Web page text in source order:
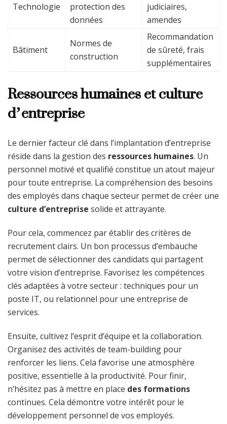
Technologie
protection des
données
judiciaires,
amendes
Bâtiment
Normes de
construction
Recommandation
de sûreté, frais
supplémentaires
Ressources humaines et culture
d’entreprise
Le dernier facteur clé dans l’implantation d’entreprise
réside dans la gestion des ressources humaines. Un
personnel motivé et qualifié constitue un atout majeur
pour toute entreprise. La compréhension des besoins
des employés dans chaque secteur permet de créer une
culture d’entreprise solide et attrayante.
Pour cela, commencez par établir des critères de
recrutement clairs. Un bon processus d’embauche
permet de sélectionner des candidats qui partagent
votre vision d’entreprise. Favorisez les compétences
clés adaptées à votre secteur : techniques pour un
poste IT, ou relationnel pour une entreprise de
services.
Ensuite, cultivez l’esprit d’équipe et la collaboration.
Organisez des activités de team-building pour
renforcer les liens. Cela favorise une atmosphère
positive, essentielle à la productivité. Pour finir,
n’hésitez pas à mettre en place des formations
continues. Cela démontre votre intérêt pour le
développement personnel de vos employés.